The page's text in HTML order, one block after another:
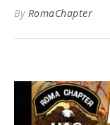
By RomaChapter